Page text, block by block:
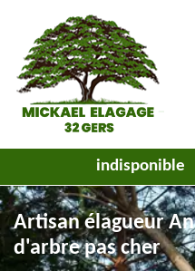
indisponible
Artisan élagueur
d'arbre pas cher